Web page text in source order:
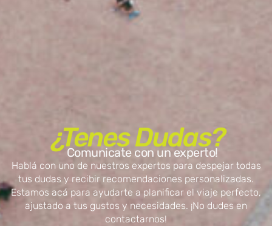
¿Tenes Dudas?
Comunicate con un experto!
Hablá con uno de nuestros expertos para despejar todas
tus dudas y recibir recomendaciones personalizadas.
Estamos acá para ayudarte a planificar el viaje perfecto,
ajustado a tus gustos y necesidades. ¡No dudes en
contactarnos!